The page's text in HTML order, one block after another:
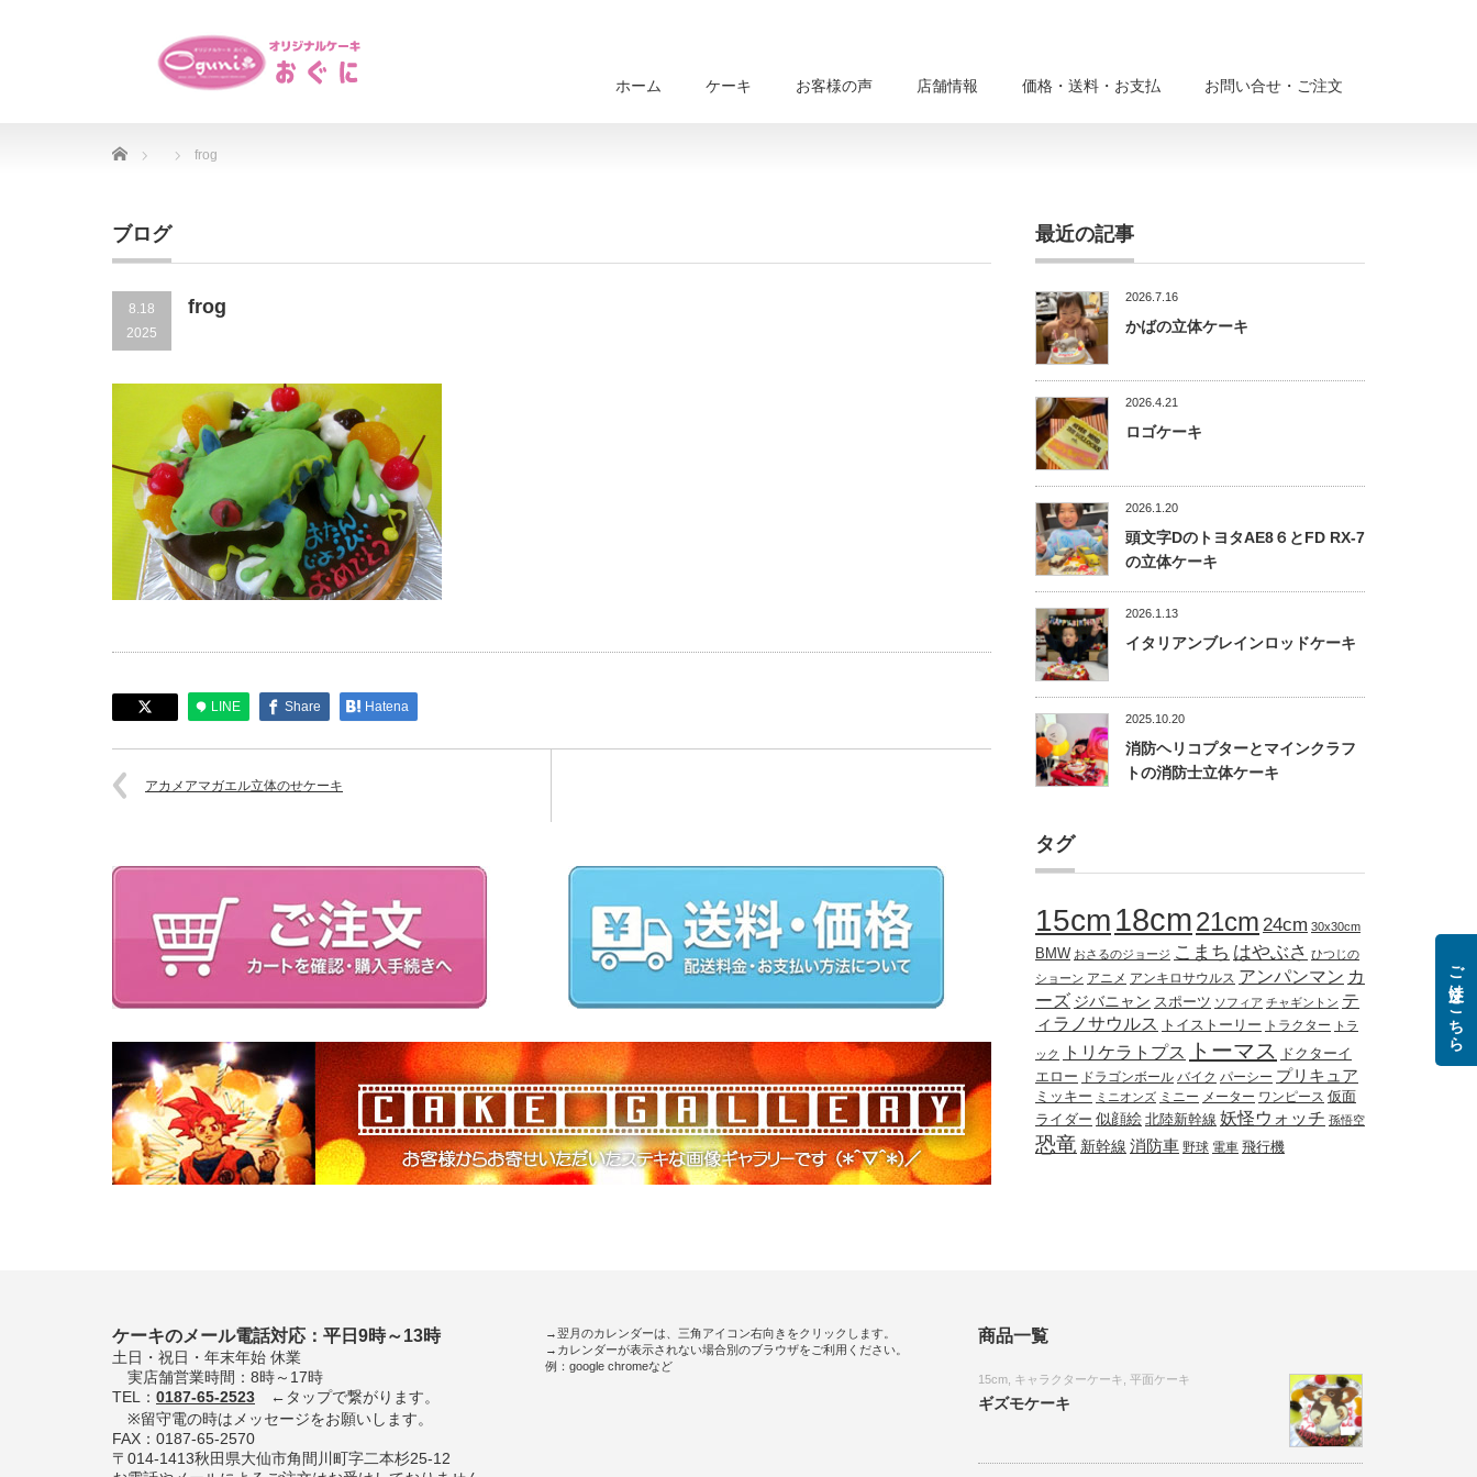
ホーム ケーキ お客様の声 店舗情報 価格・送料・お支払 お問い合せ・ご注文
Home frog
ブログ
8.18
2025
frog
LINE Share Hatena
アカメアマガエル立体のせケーキ
最近の記事
2026.7.16
かばの立体ケーキ
2026.4.21
ロゴケーキ
2026.1.20
頭文字DのトヨタAE8６とFD RX-7
の立体ケーキ
2026.1.13
イタリアンブレインロッドケーキ
2025.10.20
消防ヘリコプターとマインクラフ
トの消防士立体ケーキ
タグ
15cm18cm21cm 24cm 30x30cm
BMW おさるのジョージ こまち はやぶさ ひつじの
ショーン アニメ アンキロサウルス アンパンマン カ
ーズ ジバニャン スポーツ ソフィア チャギントン テ
ィラノサウルス
トイストーリー トラクター トラ
ック トリケラトプス トーマス
ドクターイ
エロー
ドラゴンボール バイク パーシー プリキュア
ミッキー ミニオンズ ミニー メーター ワンピース 仮面
ライダー 似顔絵 北陸新幹線 妖怪ウォッチ 孫悟空
恐竜 新幹線 消防車 野球 電車 飛行機
ケーキのメール電話対応：平日9時～13時
土日・祝日・年末年始 休業
実店舗営業時間：8時～17時
TEL： 0187-65-2523 ←タップで繋がります。
※留守電の時はメッセージをお願いします。
FAX：0187-65-2570
〒014-1413秋田県大仙市角間川町字二本杉25-12
→翌月のカレンダーは、三角アイコン右向きをクリックします。
→カレンダーが表示されない場合別のブラウザをご利用ください。
例：google chromeなど
商品一覧
15cm キャラクターケーキ 平面ケーキ
ギズモケーキ
ご注文はこちら